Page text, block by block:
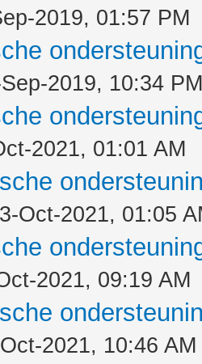
2019, 01:57 PM
2019, 10:34 PM
2021, 01:01 AM
Oct-2021, 01:05
2021, 09:19 AM
2021, 10:46 AM